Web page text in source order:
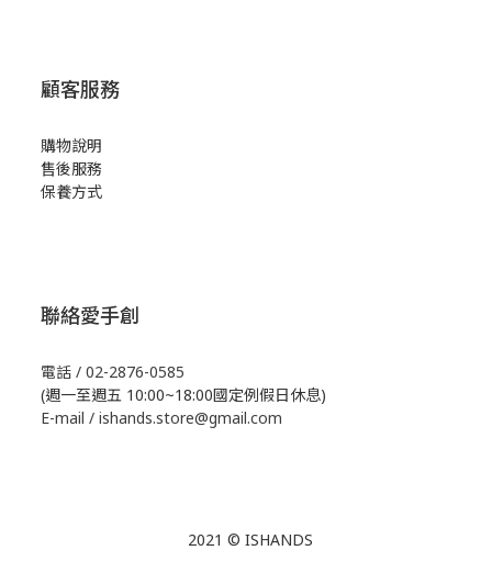
顧客服務
購物說明
售後服務
保養方式
聯絡愛手創
電話 / 02-2876-0585
(週一至週五 10:00~18:00國定例假日休息)
E-mail / ishands.store@gmail.com
2021 © ISHANDS